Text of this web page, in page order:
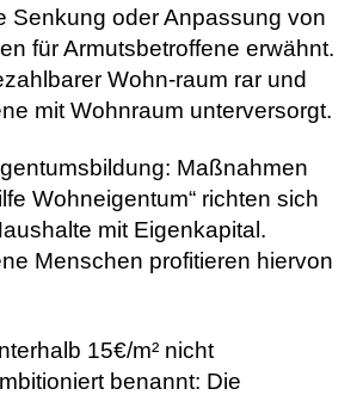
Senkung oder Anpassung von
für Armutsbetroffene erwähnt.
Wohn-raum rar und
mit Wohnraum unterversorgt.
Maßnahmen
Wohneigentum“ richten sich
mit Eigenkapital.
Menschen profitieren hiervon
15€/m² nicht
benannt: Die